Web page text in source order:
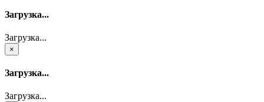
Загрузка...
Загрузка...
×
Загрузка...
Загрузка...